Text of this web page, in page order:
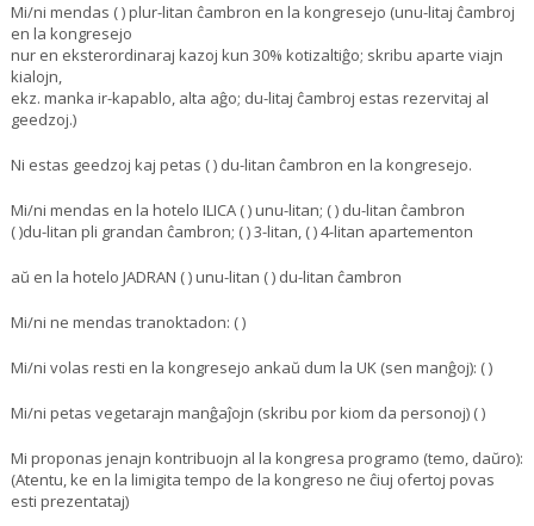
Mi/ni mendas ( ) plur-litan ĉambron en la kongresejo (unu-litaj ĉambroj
en la kongresejo
nur en eksterordinaraj kazoj kun 30% kotizaltiĝo; skribu aparte viajn
kialojn,
ekz. manka ir-kapablo, alta aĝo; du-litaj ĉambroj estas rezervitaj al
geedzoj.)
Ni estas geedzoj kaj petas ( ) du-litan ĉambron en la kongresejo.
Mi/ni mendas en la hotelo ILICA ( ) unu-litan; ( ) du-litan ĉambron
( )du-litan pli grandan ĉambron; ( ) 3-litan, ( ) 4-litan apartementon
aŭ en la hotelo JADRAN ( ) unu-litan ( ) du-litan ĉambron
Mi/ni ne mendas tranoktadon: ( )
Mi/ni volas resti en la kongresejo ankaŭ dum la UK (sen manĝoj): ( )
Mi/ni petas vegetarajn manĝaĵojn (skribu por kiom da personoj) ( )
Mi proponas jenajn kontribuojn al la kongresa programo (temo, daŭro):
(Atentu, ke en la limigita tempo de la kongreso ne ĉiuj ofertoj povas
esti prezentataj)